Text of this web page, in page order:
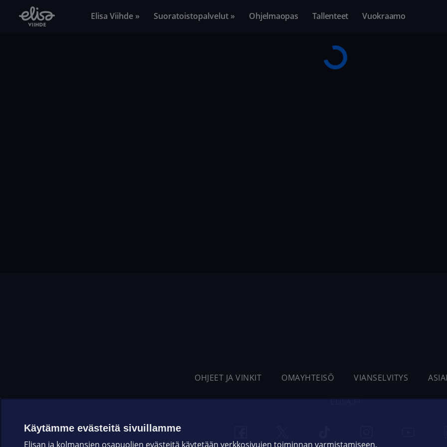
Elisa Viihde » Suoratoistopalvelut » Ohjelmaopas Tallenteet Vuokraamo
OHJEET JA VINKIT OMAYHTEISÖ VIANSELVITYS
ELISA.FI
Käytämme evästeitä sivuillamme
Elisan ja kolmansien osapuolien evästeitä käytetään verkkosivujen toiminnan varmistamiseen,